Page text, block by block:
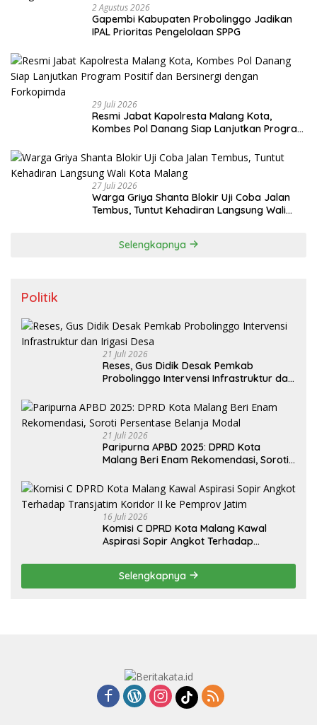
2 Agustus 2026
Gapembi Kabupaten Probolinggo Jadikan
IPAL Prioritas Pengelolaan SPPG
29 Juli 2026
Resmi Jabat Kapolresta Malang Kota,
Kombes Pol Danang Siap Lanjutkan Program
27 Juli 2026
Warga Griya Shanta Blokir Uji Coba Jalan
Tembus, Tuntut Kehadiran Langsung Wali
Selengkapnya
Politik
21 Juli 2026
Reses, Gus Didik Desak Pemkab
Probolinggo Intervensi Infrastruktur dan
21 Juli 2026
Paripurna APBD 2025: DPRD Kota
Malang Beri Enam Rekomendasi, Soroti
16 Juli 2026
Komisi C DPRD Kota Malang Kawal
Aspirasi Sopir Angkot Terhadap
Selengkapnya